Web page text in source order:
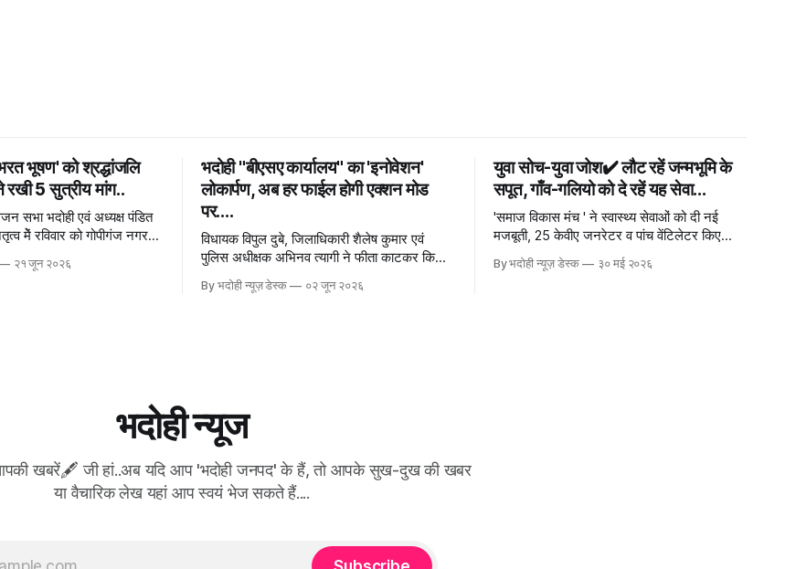
भूषण' को श्रद्धांजलि
5 सुत्रीय मांग..
सभा भदोही एवं अध्यक्ष पंडित
मेें रविवार को गोपीगंज नगर
२१ जून २०२६
भदोही "बीएसए कार्यालय" का 'इनोवेशन'
लोकार्पण, अब हर फाईल होगी एक्शन मोड
पर....
विधायक विपुल दुबे, जिलाधिकारी शैलेष कुमार एवं
पुलिस अधीक्षक अभिनव त्यागी ने फीता काटकर किया
शुभारंभ 2 जून - भदोही न्यूज़
By भदोही न्यूज़ डेस्क ०२ जून २०२६
युवा सोच-युवा जोश✔️ लौट रहें जन्मभूमि के
सपूत, गाँव-गलियो को दे रहें यह सेवा...
'समाज विकास मंच ' ने स्वास्थ्य सेवाओं को दी नई
मजबूती, 25 केवीए जनरेटर व पांच वेंटिलेटर किए
समर्पित 30 मई भदोही न्यूज़ नेटवर्
By भदोही न्यूज़ डेस्क ३० मई २०२६
भदोही न्यूज
खबरें🖋 जी हां..अब यदि आप 'भदोही जनपद' के हैं, तो आपके सुख-दुख की खबर
या वैचारिक लेख यहां आप स्वयं भेज सकते हैं....